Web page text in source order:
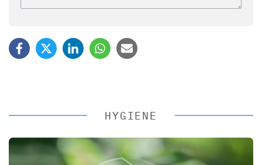
HYGIENE